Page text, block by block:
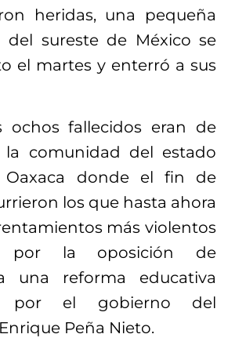
heridas, una pequeña
del sureste de México se
el martes y enterró a sus
ochos fallecidos eran de
la comunidad del estado
Oaxaca donde el fin de
los que hasta ahora
más violentos
por la oposición de
una reforma educativa
por el gobierno del
Peña Nieto.